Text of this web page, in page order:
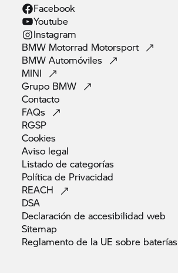
Facebook
Youtube
Instagram
BMW Motorrad Motorsport
BMWAutomóviles
MINI
Grupo BMW
Contacto
FAQs
RGSP
Cookies
Aviso legal
Listado decategorías
Política de Privacidad
REACH
DSA
Declaración de accesibilidadweb
Sitemap
Reglamento de la UE sobre baterías